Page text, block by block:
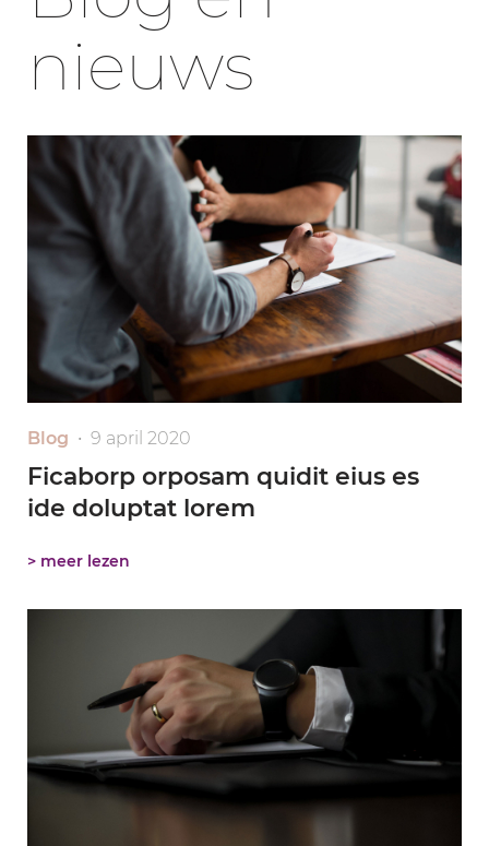
nieuws
Blog • 9 april 2020
Ficaborp orposam quidit eius es
ide doluptat lorem
> meer lezen